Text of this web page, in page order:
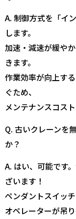
A. 制御方式を「イ
します。
加速・減速が緩や
きます。
作業効率が向上す
ぐため、
メンテナンスコス
Q. 古いクレーンを
か？
A. はい、可能です
ざいます！
ペンダントスイッ
オペレーターが吊